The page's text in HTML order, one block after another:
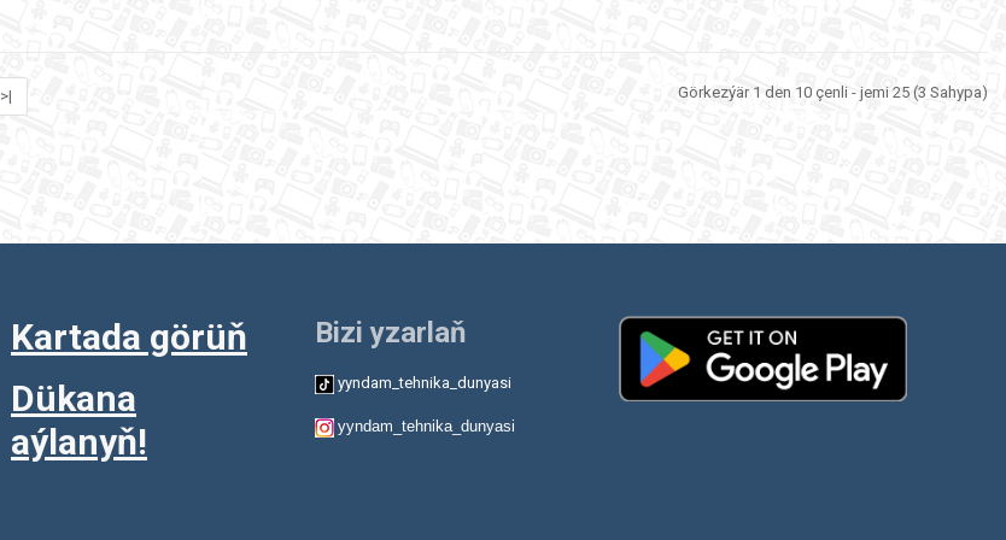
>| Görkezýär 1 den 10 çenli - jemi 25 (3 Sahypa)
Kartada görüň
Dükana
aýlanyň!
Bizi yzarlaň
yyndam_tehnika_dunyasi
yyndam_tehnika_dunyasi